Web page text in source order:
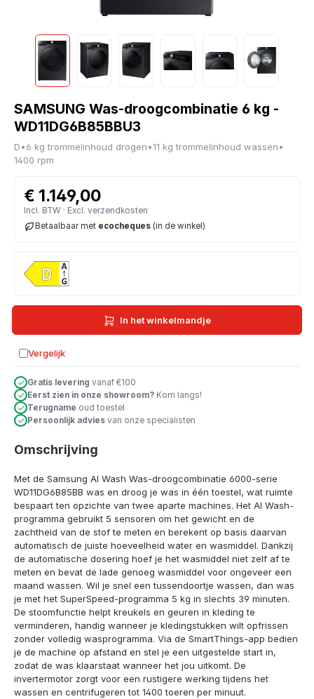
SAMSUNG Was-droogcombinatie 6 kg -
WD11DG6B85BBU3
D•6 kg trommelinhoud drogen•11 kg trommelinhoud wassen•
1400 rpm
€ 1.149,00
Incl. BTW · Excl. verzendkosten
Betaalbaar met ecocheques (in de winkel)
In het winkelmandje
Vergelijk
Toevoegen aan vergelijking
Gratis levering vanaf €100
Eerst zien in onze showroom? Kom langs!
Terugname oud toestel
Persoonlijk advies van onze specialisten
Omschrijving
Met de Samsung AI Wash Was-droogcombinatie 6000-serie
WD11DG6B85BB was en droog je was in één toestel, wat ruimte
bespaart ten opzichte van twee aparte machines. Het AI Wash-
programma gebruikt 5 sensoren om het gewicht en de
zachtheid van de stof te meten en berekent op basis daarvan
automatisch de juiste hoeveelheid water en wasmiddel. Dankzij
de automatische dosering hoef je het wasmiddel niet zelf af te
meten en bevat de lade genoeg wasmiddel voor ongeveer een
maand wassen. Wil je snel een tussendoortje wassen, dan was
je met het SuperSpeed-programma 5 kg in slechts 39 minuten.
De stoomfunctie helpt kreukels en geuren in kleding te
verminderen, handig wanneer je kledingstukken wilt opfrissen
zonder volledig wasprogramma. Via de SmartThings-app bedien
je de machine op afstand en stel je een uitgestelde start in,
zodat de was klaarstaat wanneer het jou uitkomt. De
invertermotor zorgt voor een rustigere werking tijdens het
wassen en centrifugeren tot 1400 toeren per minuut.